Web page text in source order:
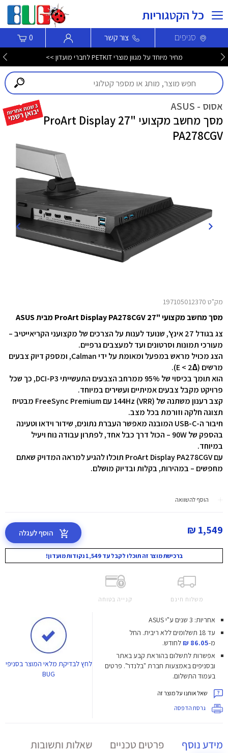
כל הקטגוריות
סניפים צור קשר 0
מחיר מיוחד על מגוון מוצרי PETKIT לחברי מועדון >>
אסוס - ASUS
מסך מחשב מקצועי "27 ProArt Display
PA278CGV
מק"ט 197105012370
מסך מחשב מקצועי "27 ProArt Display PA278CGV מבית ASUS
צג בגודל 27 אינץ', שנועד לענות על הצרכים של מקצועני הקריאייטיב –
מעורכי תמונות וסרטונים ועד למעצבים גרפיים.
הצג מכויל מראש במפעל ומאומת על ידי Calman, ומספק דיוק צבעים
מרשים (∆E < 2).
הוא תומך בכיסוי של 95% ממרחב הצבעים התעשייתי DCI-P3, כך שכל
פרויקט מקבל צבעים אמיתיים ועשירים במיוחד.
קצב רענון משתנה של 144Hz (VRR) עם FreeSync Premium מבטיח
תצוגה חלקה וזורמת בכל מצב.
חיבור ה-USB-C המובנה מאפשר העברת נתונים, שידור וידאו וטעינה
בהספק של 90W – הכול דרך כבל אחד, לפתרון עבודה נוח ויעיל
במיוחד.
עם ProArt Display PA278CGV תוכלו להגיע למראה המדויק שאתם
מחפשים – במהירות, בקלות ובדיוק מושלם.
הוסף להשוואה
1,549 ₪ הוסף לעגלה
ברכישת מוצר זה תוכלו לקבל עד 1,549 נקודות מועדון!
משלוח חינם קנייה בטוחה
אחריות: 3 שנים ע"י ASUS
עד 18 תשלומים ללא ריבית.
החל
מ-86.05 ₪
לחודש.
אפשרות לתשלום בהוראת קבע באתר
ובסניפים באמצעות חברת "בלנדר". פרטים
בעמוד התשלום.
שאל אותנו על מוצר זה
גרסת הדפסה
לחץלבדיקת מלאי המוצר בסניפי
BUG
מידע נוסף פרטים טכניים שאלות ותשובות